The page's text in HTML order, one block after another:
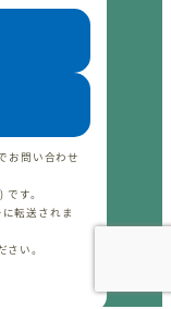
お問い合わせ
す。
転送されま
さい。